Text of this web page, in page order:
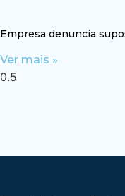
Empresa denuncia
Ver mais »